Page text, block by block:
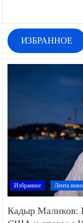
ИЗБРАННОЕ
Избранное Лента
Кадыр Маликов: